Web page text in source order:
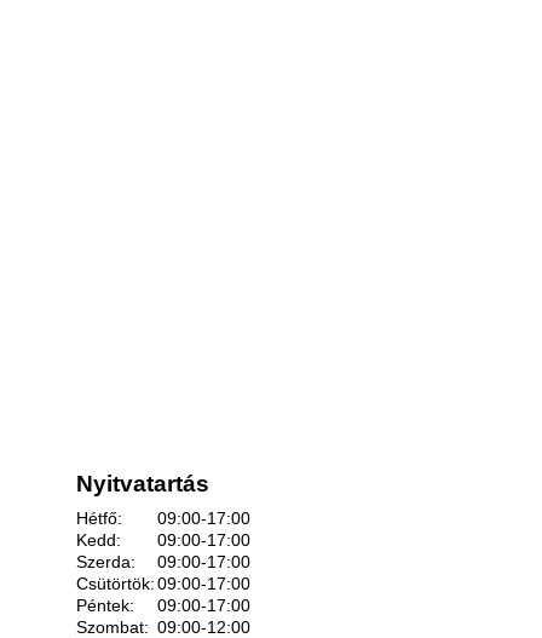
Nyitvatartás
Hétfő:
09:00-17:00
Kedd:
09:00-17:00
Szerda:
09:00-17:00
Csütörtök:09:00-17:00
Péntek:
09:00-17:00
Szombat: 09:00-12:00